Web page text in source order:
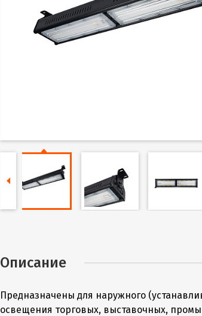
Описание
Предназначены для наружного
освещения торговых, выставочных,